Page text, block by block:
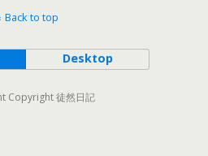
Back to top
Desktop
Copyright 徒然日記